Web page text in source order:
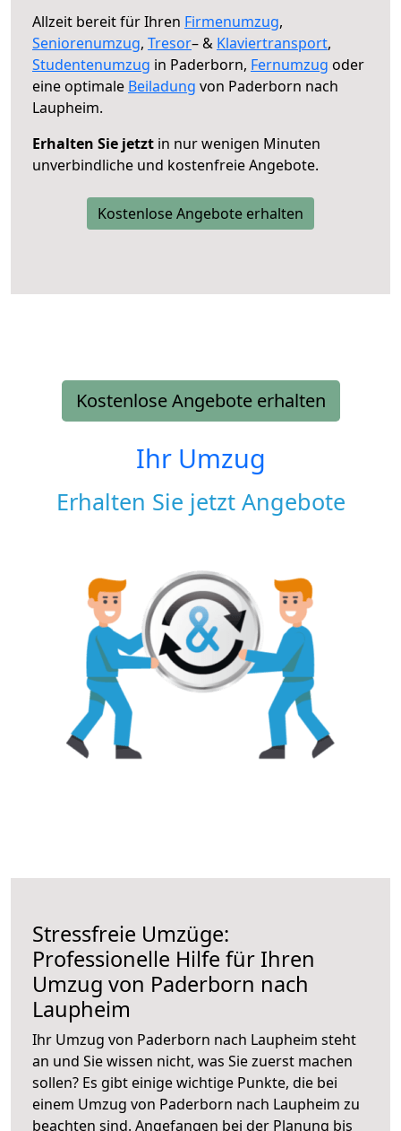
Allzeit bereit für Ihren Firmenumzug,
Seniorenumzug, Tresor– & Klaviertransport,
Studentenumzug in Paderborn, Fernumzug oder
eine optimale Beiladung von Paderborn nach
Laupheim.
Erhalten Sie jetzt in nur wenigen Minuten
unverbindliche und kostenfreie Angebote.
Kostenlose Angebote erhalten
Kostenlose Angebote erhalten
Ihr Umzug
Erhalten Sie jetzt Angebote
Stressfreie Umzüge:
Professionelle Hilfe für Ihren
Umzug von Paderborn nach
Laupheim
Ihr Umzug von Paderborn nach Laupheim steht
an und Sie wissen nicht, was Sie zuerst machen
sollen? Es gibt einige wichtige Punkte, die bei
einem Umzug von Paderborn nach Laupheim zu
beachten sind. Angefangen bei der Planung bis